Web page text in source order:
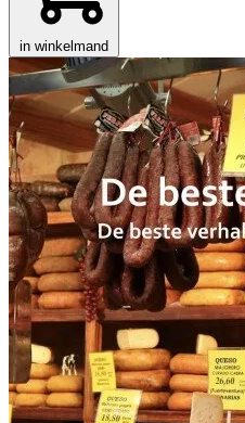
in winkelmand